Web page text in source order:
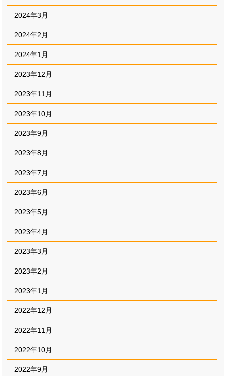
2024年3月
2024年2月
2024年1月
2023年12月
2023年11月
2023年10月
2023年9月
2023年8月
2023年7月
2023年6月
2023年5月
2023年4月
2023年3月
2023年2月
2023年1月
2022年12月
2022年11月
2022年10月
2022年9月